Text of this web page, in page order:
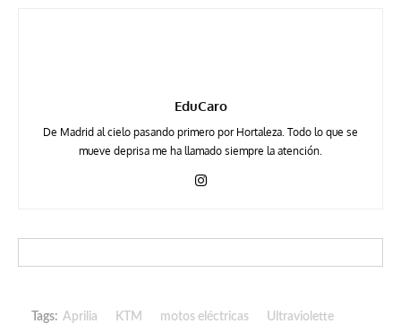
EduCaro
De Madrid al cielo pasando primero por Hortaleza. Todo lo que se
mueve deprisa me ha llamado siempre la atención.
Tags: Aprilia KTM motos eléctricas
Ultraviolette